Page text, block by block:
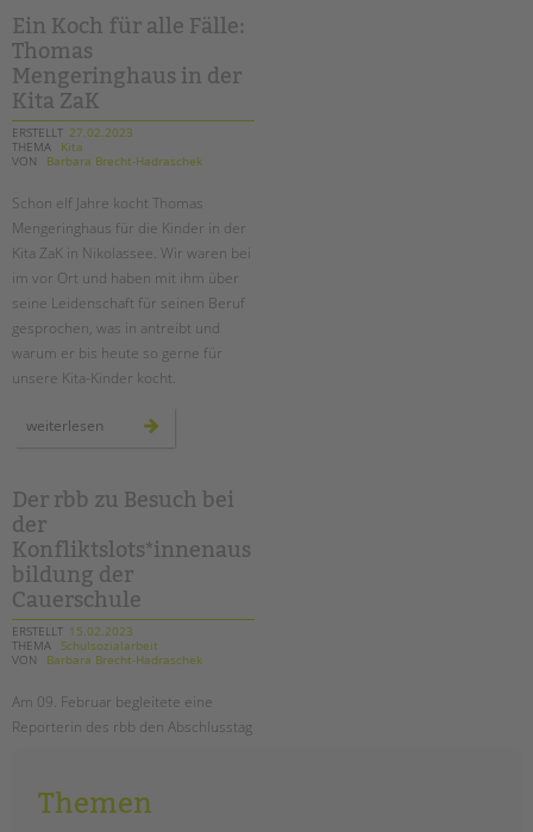
Bereiche im Überblick
Kinder- und Jugendschutz
Unsere Videos
Gesellschafter VdK
schoolcoach BTL
tandem international
KARRIERE
Stellenangebote
tandem als Arbeitgeberin
NEWS/BLOG
unkuerzbar
Briefe an Kai
Magazin
KONTAKT
Impressum
Datenschutz
Hinweisgebersystem
Intranet
Ein Koch für alle Fälle:
Thomas
Mengeringhaus in der
Kita ZaK
ERSTELLT 27.02.2023
THEMA
Kita
VON
Barbara Brecht-Hadraschek
Schon elf Jahre kocht Thomas
Mengeringhaus für die Kinder in der
Kita ZaK in Nikolassee. Wir waren bei
im vor Ort und haben mit ihm über
seine Leidenschaft für seinen Beruf
gesprochen, was in antreibt und
warum er bis heute so gerne für
unsere Kita-Kinder kocht.
weiterlesen
thomas
mengeringhaus
der
kita
zak
Der rbb zu Besuch bei
der
Konfliktslots*innenaus
bildung der
Cauerschule
ERSTELLT 15.02.2023
THEMA Schulsozialarbeit
VON
Barbara Brecht-Hadraschek
Am 09. Februar begleitete eine
Reporterin des rbb den Abschlusstag
zur Mediathek ist im Beitrag.
Themen